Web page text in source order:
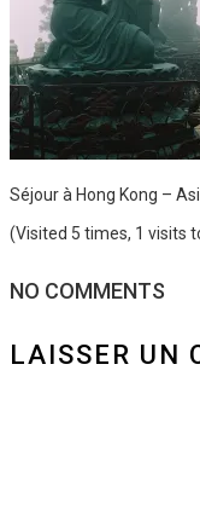
Séjour à Hong Kong –
(Visited 5 times, 1 visits
NO COMMENTS
LAISSER UN